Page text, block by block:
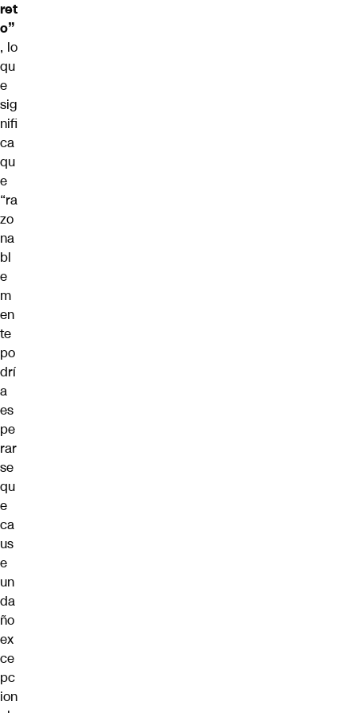
ret
o”
, lo
qu
e
sig
nifi
ca
qu
e
“ra
zo
na
bl
e
m
en
te
po
drí
a
es
pe
rar
se
qu
e
ca
us
e
un
da
ño
ex
ce
pc
ion